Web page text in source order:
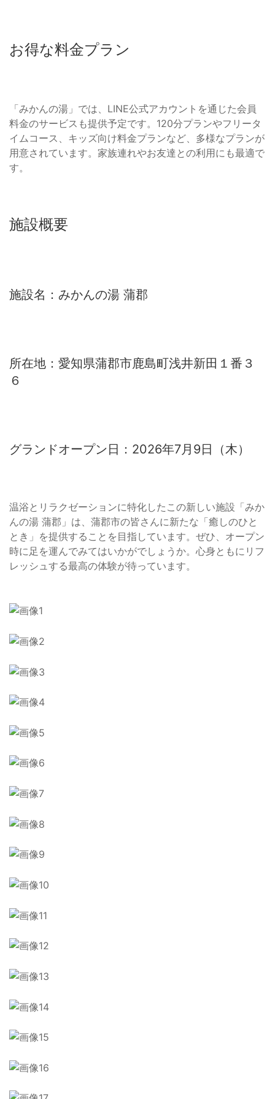
お得な料金プラン
「みかんの湯」では、LINE公式アカウントを通じた会員
料金のサービスも提供予定です。120分プランやフリータ
イムコース、キッズ向け料金プランなど、多様なプランが
用意されています。家族連れやお友達との利用にも最適で
す。
施設概要
施設名：みかんの湯 蒲郡
所在地：愛知県蒲郡市鹿島町浅井新田１番３
６
グランドオープン日：2026年7月9日（木）
温浴とリラクゼーションに特化したこの新しい施設「みか
んの湯 蒲郡」は、蒲郡市の皆さんに新たな「癒しのひと
とき」を提供することを目指しています。ぜひ、オープン
時に足を運んでみてはいかがでしょうか。心身ともにリフ
レッシュする最高の体験が待っています。